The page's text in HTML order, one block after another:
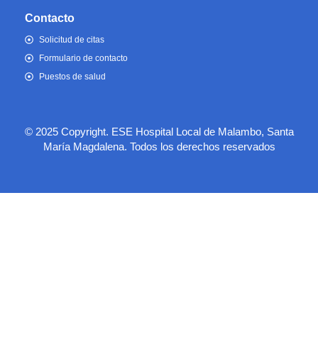
Contacto
Solicitud de citas
Formulario de contacto
Puestos de salud
© 2025 Copyright. ESE Hospital Local de Malambo, Santa
María Magdalena. Todos los derechos reservados